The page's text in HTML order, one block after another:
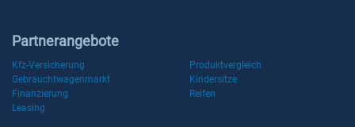
Partnerangebote
Kfz-Versicherung
Produktvergleich
Gebrauchtwagenmarkt
Kindersitze
Finanzierung
Reifen
Leasing